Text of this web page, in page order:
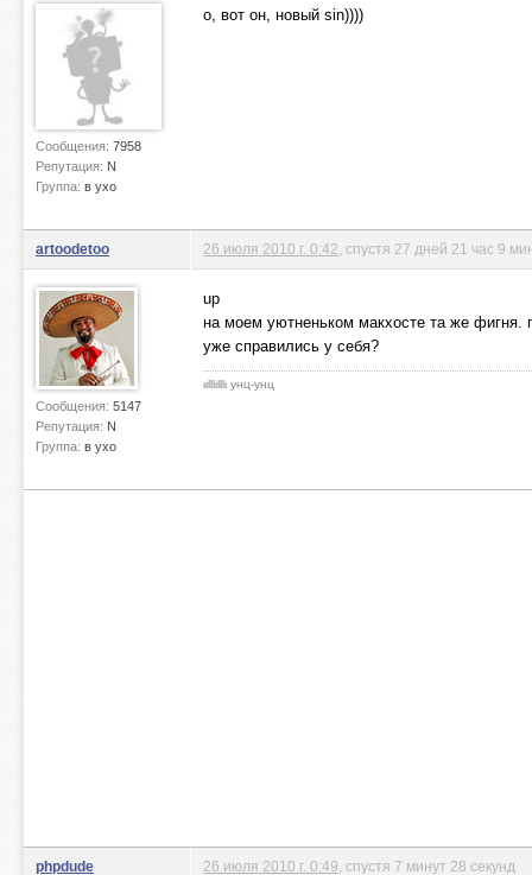
Сообщения: 7958
Репутация: N
Группа: в ухо
о, вот он, новый sin))))
artoodetoo
Сообщения: 5147
Репутация: N
Группа: в ухо
26 июля 2010 г. 0:42 , спустя 27 дней 21 час 9
up
на моем уютненьком макхосте та же фигня.
уже справились у себя?
ιιlllιlllι унц-унц
phpdude 26 июля 2010 г. 0:49 , спустя 7 минут 28 секунд